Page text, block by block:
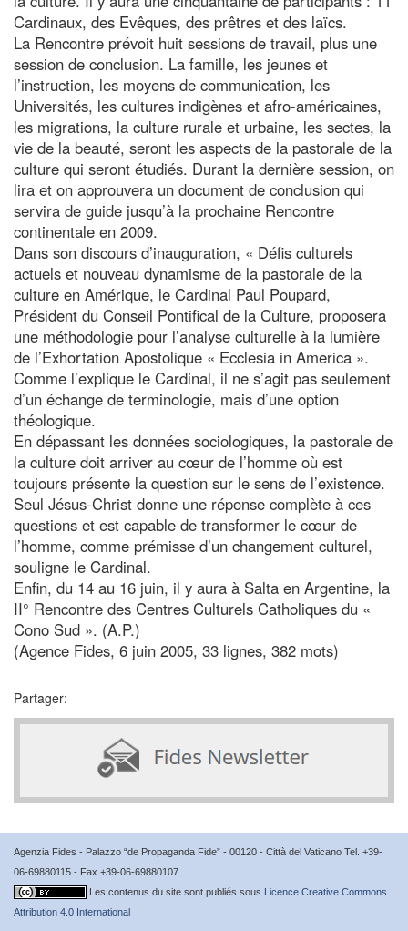
Cardinaux, des Evêques, des prêtres et des laïcs.
La Rencontre prévoit huit sessions de travail, plus une
session de conclusion. La famille, les jeunes et
l’instruction, les moyens de communication, les
Universités, les cultures indigènes et afro-américaines,
les migrations, la culture rurale et urbaine, les sectes, la
vie de la beauté, seront les aspects de la pastorale de la
culture qui seront étudiés. Durant la dernière session, on
lira et on approuvera un document de conclusion qui
servira de guide jusqu’à la prochaine Rencontre
continentale en 2009.
Dans son discours d’inauguration, « Défis culturels
actuels et nouveau dynamisme de la pastorale de la
culture en Amérique, le Cardinal Paul Poupard,
Président du Conseil Pontifical de la Culture, proposera
une méthodologie pour l’analyse culturelle à la lumière
de l’Exhortation Apostolique « Ecclesia in America ».
Comme l’explique le Cardinal, il ne s’agit pas seulement
d’un échange de terminologie, mais d’une option
théologique.
En dépassant les données sociologiques, la pastorale de
la culture doit arriver au cœur de l’homme où est
toujours présente la question sur le sens de l’existence.
Seul Jésus-Christ donne une réponse complète à ces
questions et est capable de transformer le cœur de
l’homme, comme prémisse d’un changement culturel,
souligne le Cardinal.
Enfin, du 14 au 16 juin, il y aura à Salta en Argentine, la
II° Rencontre des Centres Culturels Catholiques du «
Cono Sud ». (A.P.)
(Agence Fides, 6 juin 2005, 33 lignes, 382 mots)
Partager:
Agenzia Fides - Palazzo “de Propaganda Fide” - 00120 - Città del Vaticano Tel. +39-
06-69880115 - Fax +39-06-69880107
Les contenus du site sont publiés sous Licence Creative Commons
Attribution 4.0 International